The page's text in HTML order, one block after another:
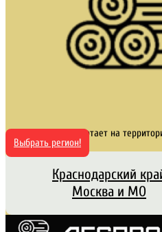
Сайт работает на
Выбрать регион!
Краснодарский
Москва и МО